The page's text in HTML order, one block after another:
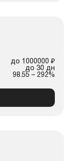
до 1000000 ₽
до 30 дн
98.55 – 292%